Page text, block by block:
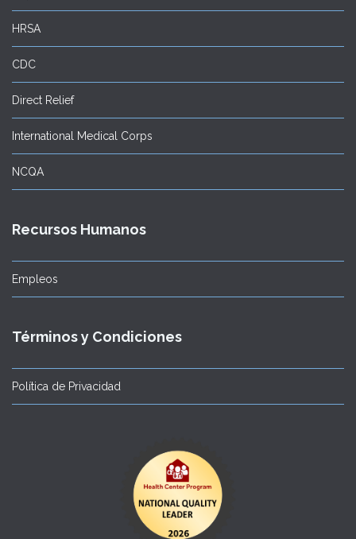
HRSA
CDC
Direct Relief
International Medical Corps
NCQA
Recursos Humanos
Empleos
Términos y Condiciones
Política de Privacidad